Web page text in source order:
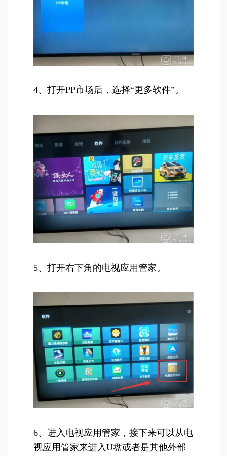
4、打开PP市场后，选择“更多软件”。
5、打开右下角的电视应用管家。
6、进入电视应用管家，接下来可以从电
视应用管家来进入U盘或者是其他外部